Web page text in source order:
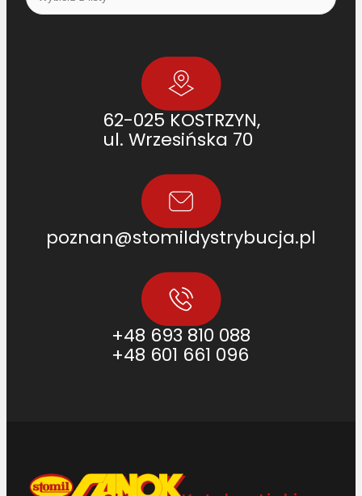
62-025 KOSTRZYN,
ul. Wrzesińska 70
poznan@stomildystrybucja.pl
+48 693 810 088
+48 601 661 096